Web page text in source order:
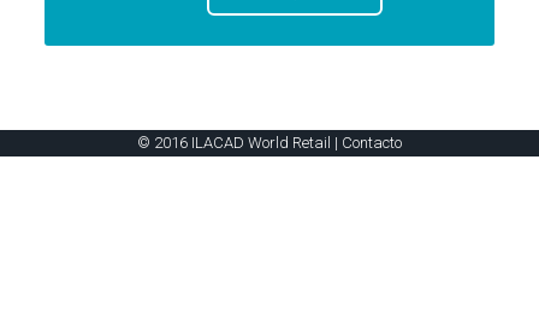
© 2016 ILACAD World Retail | Contacto